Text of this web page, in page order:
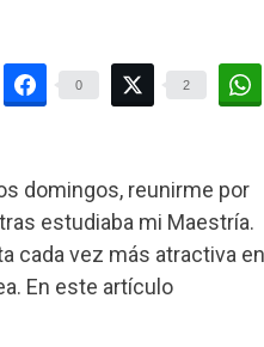
0 2
domingos, reunirme por
estudiaba mi Maestría.
cada vez más atractiva en
En este artículo